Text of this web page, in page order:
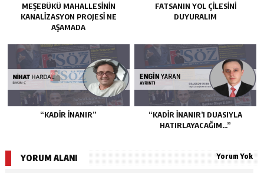
MEŞEBÜKÜ MAHALLESİNİN
KANALİZASYON PROJESİ NE
AŞAMADA
FATSANIN YOL ÇİLESİNİ
DUYURALIM
“KADIR İNANIR”
“KADIR İNANIR’I DUASIYLA
HATIRLAYACAĞIM…”
YORUM ALANI Yorum Yok